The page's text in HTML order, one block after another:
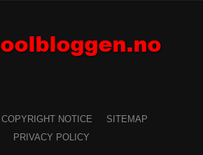
COPYRIGHT NOTICE
SITEMAP
PRIVACY POLICY